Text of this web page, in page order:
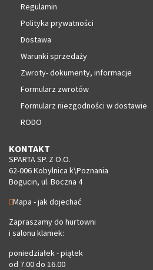
Regulamin
Polityka prywatności
Dostawa
Warunki sprzedaży
Zwroty- dokumenty, informacje
Formularz zwrotów
Formularz niezgodności w dostawie
RODO
KONTAKT
SPARTA SP. Z O.O.
62-006 Kobylnica k\Poznania
Bogucin, ul. Boczna 4
Mapa - jak dojechać
Zapraszamy do hurtowni
i salonu klamek:
poniedziałek - piątek
od 7.00 do 16.00